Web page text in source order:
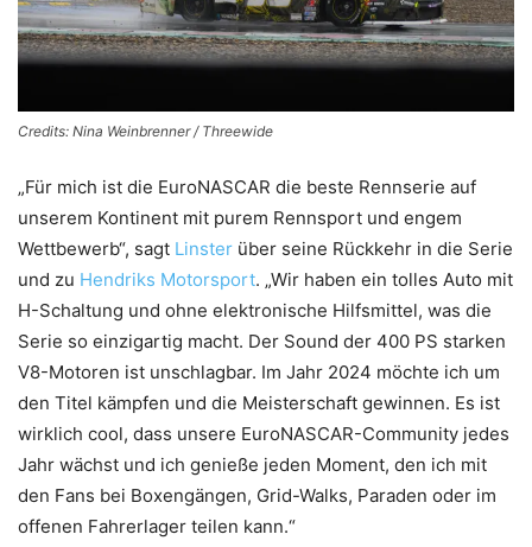
Credits: Nina Weinbrenner / Threewide
„Für mich ist die EuroNASCAR die beste Rennserie auf
unserem Kontinent mit purem Rennsport und engem
Wettbewerb“, sagt Linster über seine Rückkehr in die Serie
und zu Hendriks Motorsport. „Wir haben ein tolles Auto mit
H-Schaltung und ohne elektronische Hilfsmittel, was die
Serie so einzigartig macht. Der Sound der 400 PS starken
V8-Motoren ist unschlagbar. Im Jahr 2024 möchte ich um
den Titel kämpfen und die Meisterschaft gewinnen. Es ist
wirklich cool, dass unsere EuroNASCAR-Community jedes
Jahr wächst und ich genieße jeden Moment, den ich mit
den Fans bei Boxengängen, Grid-Walks, Paraden oder im
offenen Fahrerlager teilen kann.“